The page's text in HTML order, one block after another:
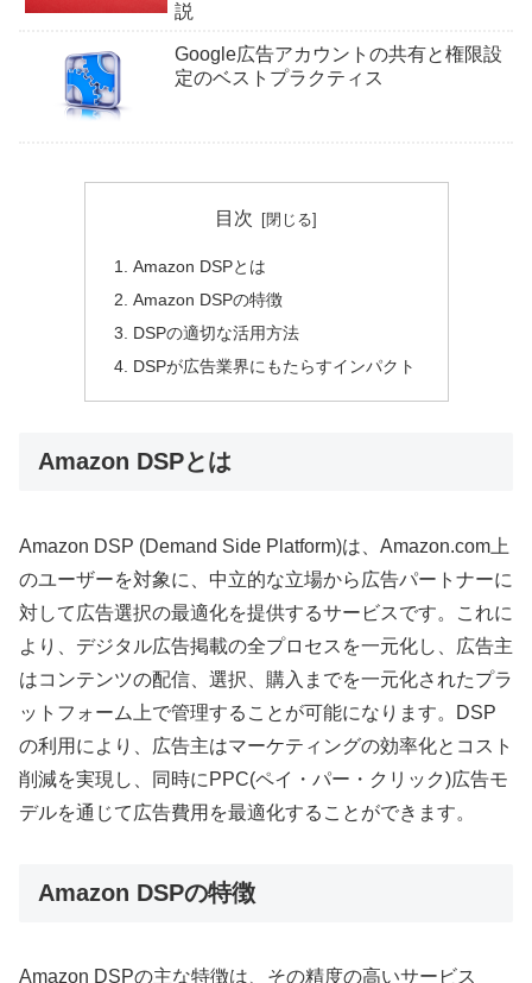
説
Google広告アカウントの共有と権限設
定のベストプラクティス
目次
Amazon DSPとは
Amazon DSPの特徴
DSPの適切な活用方法
DSPが広告業界にもたらすインパクト
Amazon DSPとは
Amazon DSP (Demand Side Platform)は、Amazon.com上
のユーザーを対象に、中立的な立場から広告パートナーに
対して広告選択の最適化を提供するサービスです。これに
より、デジタル広告掲載の全プロセスを一元化し、広告主
はコンテンツの配信、選択、購入までを一元化されたプラ
ットフォーム上で管理することが可能になります。DSP
の利用により、広告主はマーケティングの効率化とコスト
削減を実現し、同時にPPC(ペイ・パー・クリック)広告モ
デルを通じて広告費用を最適化することができます。
Amazon DSPの特徴
Amazon DSPの主な特徴は、その精度の高いサービス